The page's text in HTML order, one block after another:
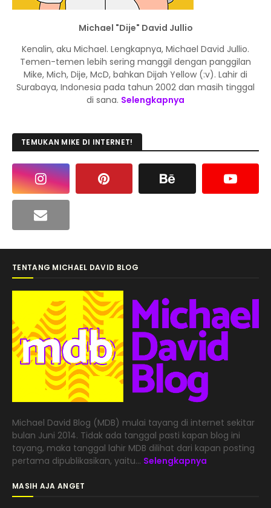
Michael "Dije" David Jullio
Kenalin, aku Michael. Lengkapnya, Michael David Jullio.
Temen-temen lebih sering manggil dengan panggilan
Mike, Mich, Dije, McD, bahkan Dijah Yellow (:v). Lahir di
Surabaya, Indonesia pada tahun 2002 dan masih tinggal
di sana. Selengkapnya
TEMUKAN MIKE DI INTERNET!
TENTANG MICHAEL DAVID BLOG
Michael David Blog (MDB) mulai tayang di internet sekitar
bulan Juni 2014. Tidak ada tanggal pasti kapan blog ini
tayang, maka tanggal lahir MDB dilihat dari kapan posting
pertama dipublikasikan, yaitu... Selengkapnya
MASIH AJA ANGET